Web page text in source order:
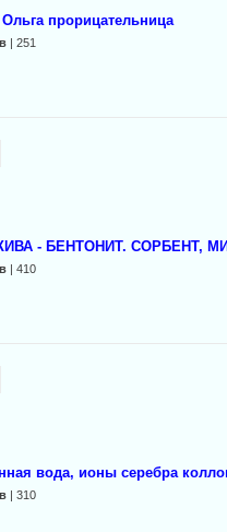
прорицательница
| 251
- БЕНТОНИТ. СОРБЕНТ,
| 410
вода, ионы серебра
| 310